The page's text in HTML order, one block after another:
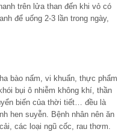
trên lửa than đến khi vỏ có
để uống 2-3 lần trong ngày,
bào nấm, vi khuẩn, thực phẩm
bụi ô nhiễm không khí, thần
biến của thời tiết… đều là
hen suyễn. Bệnh nhân nên ăn
các loại ngũ cốc, rau thơm.